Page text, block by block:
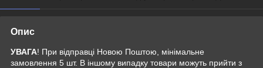
Опис
УВАГА! При відправці Новою Поштою, мінімальне
замовлення 5 шт. В іншому випадку товари можуть прийти з